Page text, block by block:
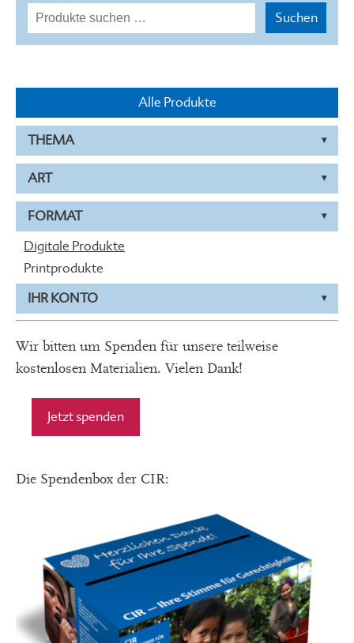
Suchen
nach:
Suchen
Alle Produkte
THEMA
ART
FORMAT
Digitale Produkte
Printprodukte
IHR KONTO
Wir bitten um Spenden für unsere teilweise
kostenlosen Materialien. Vielen Dank!
Jetzt spenden
Die Spendenbox der CIR: